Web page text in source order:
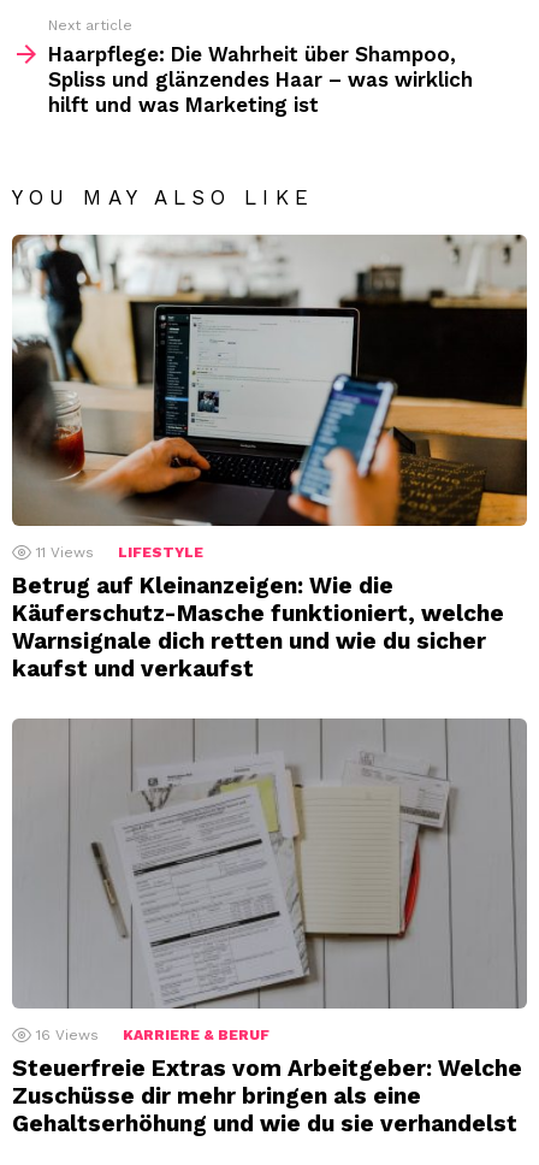
Next article
Haarpflege: Die Wahrheit über Shampoo,
Spliss und glänzendes Haar – was wirklich
hilft und was Marketing ist
YOU MAY ALSO LIKE
11 Views LIFESTYLE
Betrug auf Kleinanzeigen: Wie die
Käuferschutz-Masche funktioniert, welche
Warnsignale dich retten und wie du sicher
kaufst und verkaufst
16 Views KARRIERE & BERUF
Steuerfreie Extras vom Arbeitgeber: Welche
Zuschüsse dir mehr bringen als eine
Gehaltserhöhung und wie du sie verhandelst